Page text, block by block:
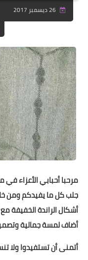
26 ديسمبر 2017
مرحبا أحبابي الأعزاء
جلب كل ما يفيدكم ومن
أشكال الراندة الخفيفة
أضاف لمسة جمالية
أتمنى أن تستفيدوا ولا